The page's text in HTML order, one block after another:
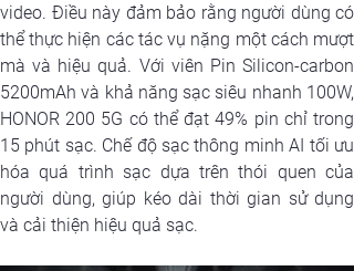
video. Điều này đảm bảo rằng người dùng có
thể thực hiện các tác vụ nặng một cách mượt
mà và hiệu quả. Với viên Pin Silicon-carbon
5200mAh và khả năng sạc siêu nhanh 100W,
HONOR 200 5G có thể đạt 49% pin chỉ trong
15 phút sạc. Chế độ sạc thông minh AI tối ưu
hóa quá trình sạc dựa trên thói quen của
người dùng, giúp kéo dài thời gian sử dụng
và cải thiện hiệu quả sạc.